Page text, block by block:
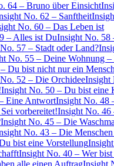
64 – Bruno über Einsicht
No. 62 – Sanftheit
No. 60 – Das Leben ist
– Alles ist DuInsight No. 58
57 – Stadt oder Land?
No. 55 – Deine Wohnung –
Du bist nicht nur ein
52 – Die OrchideeInsight
Insight No. 50 – Du bist eine
Eine AntwortInsight No. 48
vorbereitet!Insight No. 46
Insight No. 45 – Die
No. 43 – Die
bist eine Vorstellung
Insight No. 40 – Wer
alle einen AuftragInsight